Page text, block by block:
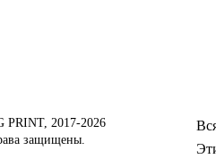
PRINT, 2017-2026
защищены.